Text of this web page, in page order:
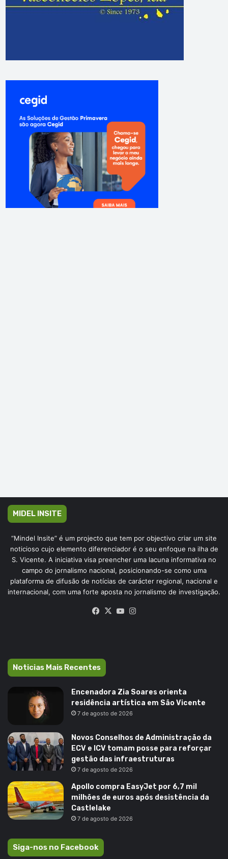
MIDEL INSITE
“Mindel Insite” é um projecto que tem por objectivo criar um site
noticioso cujo elemento diferenciador é o seu enfoque na ilha de
S. Vicente. A iniciativa visa preencher uma lacuna informativa no
campo do jornalismo nacional, posicionando-se como uma
plataforma de difusão de notícias de carácter regional, nacional e
internacional, com uma forte aposta no jornalismo de investigação.
Facebook
X YouTube
Noticias Mais Recentes
Encenadora Zia Soares orienta
residência artística em São Vicente
7 de agosto de 2026
Novos Conselhos de Administração da
ECV e ICV tomam posse para reforçar
gestão das infraestruturas
7 de agosto de 2026
Apollo compra EasyJet por 6,7 mil
milhões de euros após desistência da
Castlelake
7 de agosto de 2026
Siga-nos no Facebook